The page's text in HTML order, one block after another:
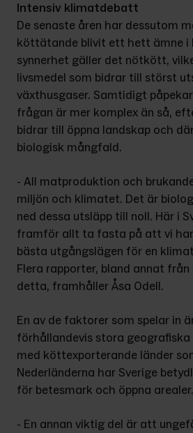
Intensiv klimatdebatt
De senaste åren har dessutom
köttätande blivit ett hett ämne i
synnerhet gäller det nötkött,
livsmedel som bidrar till störst
växthusgaser. Samtidigt
frågan är mer komplex än så,
bidrar till öppna landskap och
biologisk mångfald.
- All matproduktion och
miljön och klimatet. Det är
ned dessa utsläpp till noll. Här i
framför allt ta fasta på att vi
bästa utgångslägen för en
Flera rapporter, bland annat från
detta, framhåller Åsa Odell.
En av de faktorer som spelar in
förhållandevis stora
med köttexporterande länder
Nederländerna har Sverige
för betesmark och öppna arealer.
- En annan viktig del är att